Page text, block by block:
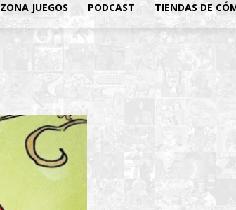
ZONA JUEGOS PODCAST TIENDAS DE